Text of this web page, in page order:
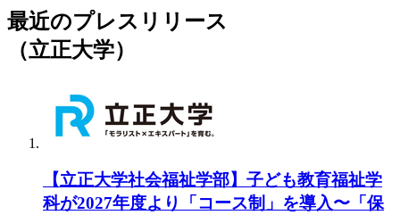
最近のプレスリリース
（立正大学）
【立正大学社会福祉学部】子ども教育福祉学
科が2027年度より「コース制」を導入〜「保